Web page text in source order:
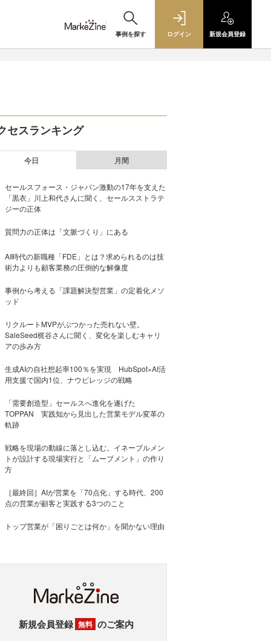
事例を探す ログイン 新規会員登録
セスランキング
今日 月間
セールスフォース・ジャパン激動の17年を支えた
「黒衣」川上和代さんに聞く、セールスストラテ
ジーの正体
質問力の正体は「文脈づくり」にある
AI時代の新職種「FDE」とは？求められるのは技
術力よりも顧客業務の圧倒的な解像度
事例から考える「課題解決型営業」の定着化メソ
ッド
リクルートMVPがぶつかった売れない壁。
SaleSeed梶谷さんに聞く、変化を楽しむキャリ
アの歩み方
生成AIの自社想起率100％を実現 HubSpot×AI活
用支援で国内1位、ナウビレッジの戦略
「需要創造型」セールスへ進化を遂げた
TOPPAN 実践知から見出した営業モデル変革の
軌跡
戦略を現場の動線に落とし込む。イネーブルメン
トが設計する現場実行と「ムーブメント」の作り
方
［最終回］AIが営業を「70点化」する時代、200
点の営業が顧客と実践する3つのこと
トップ営業が「困りごとは何か」を聞かない理由
新規会員登録 無料 のご案内